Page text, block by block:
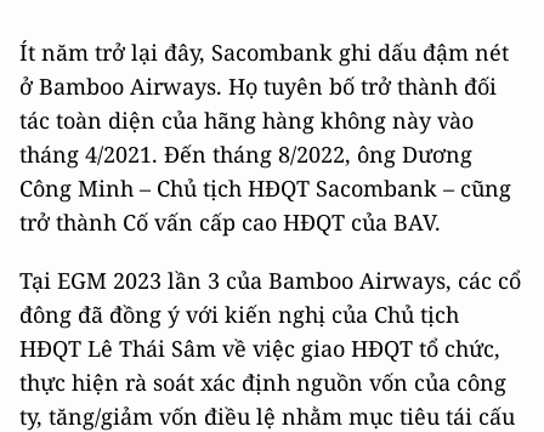
Ít năm trở lại đây, Sacombank ghi dấu đậm nét
ở Bamboo Airways. Họ tuyên bố trở thành đối
tác toàn diện của hãng hàng không này vào
tháng 4/2021. Đến tháng 8/2022, ông Dương
Công Minh – Chủ tịch HĐQT Sacombank – cũng
trở thành Cố vấn cấp cao HĐQT của BAV.
Tại EGM 2023 lần 3 của Bamboo Airways, các cổ
đông đã đồng ý với kiến nghị của Chủ tịch
HĐQT Lê Thái Sâm về việc giao HĐQT tổ chức,
thực hiện rà soát xác định nguồn vốn của công
ty, tăng/giảm vốn điều lệ nhằm mục tiêu tái cấu